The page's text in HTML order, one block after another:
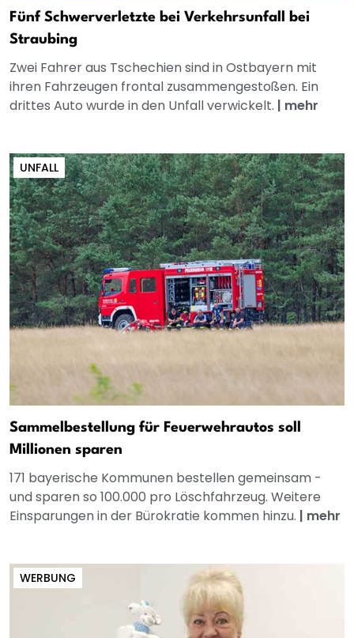
Fünf Schwerverletzte bei Verkehrsunfall bei
Straubing
Zwei Fahrer aus Tschechien sind in Ostbayern mit
ihren Fahrzeugen frontal zusammengestoßen. Ein
drittes Auto wurde in den Unfall verwickelt. | mehr
UNFALL
Sammelbestellung für Feuerwehrautos soll
Millionen sparen
171 bayerische Kommunen bestellen gemeinsam -
und sparen so 100.000 pro Löschfahrzeug. Weitere
Einsparungen in der Bürokratie kommen hinzu. | mehr
WERBUNG